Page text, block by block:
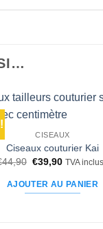
CISEAUX
Ciseaux couturier Kai
44,90 Le
initial
était :
€39,90Le
actuel
est :
TVA
AJOUTER AU PANIER